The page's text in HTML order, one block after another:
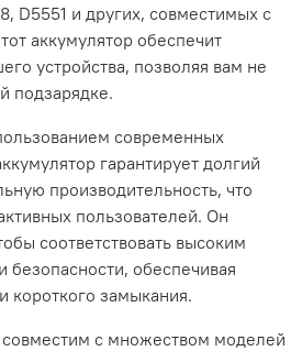
D5551 и других, совместимых с
аккумулятор обеспечит
устройства, позволяя вам не
подзарядке.
современных
гарантирует долгий
производительность, что
пользователей. Он
соответствовать высоким
безопасности, обеспечивая
короткого замыкания.
с множеством моделей